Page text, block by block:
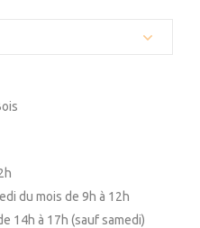
du mois de 9h à 12h
14h à 17h (sauf samedi)